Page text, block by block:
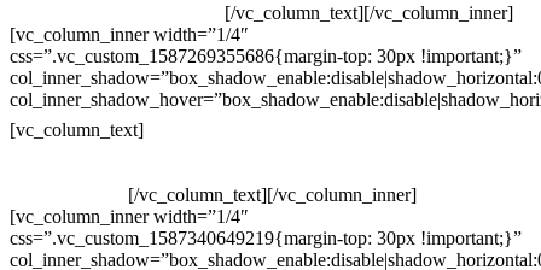
[/vc_column_text][/vc_column_inner]
[vc_column_inner width=”1/4″
css=”.vc_custom_1587269355686{margin-top: 30px !important;}”
[vc_column_text]
[/vc_column_text][/vc_column_inner]
[vc_column_inner width=”1/4″
css=”.vc_custom_1587340649219{margin-top: 30px !important;}”